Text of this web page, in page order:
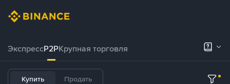
ЭкспрессP2PКрупная торговля
Купить Продать